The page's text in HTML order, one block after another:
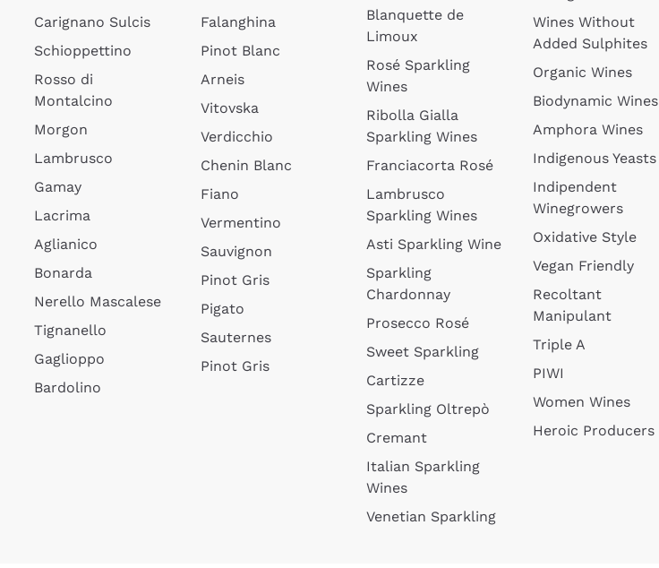
Carignano Sulcis
Schioppettino
Rosso di
Montalcino
Morgon
Lambrusco
Gamay
Lacrima
Aglianico
Bonarda
Nerello Mascalese
Tignanello
Gaglioppo
Bardolino
Falanghina
Pinot Blanc
Arneis
Vitovska
Verdicchio
Chenin Blanc
Fiano
Vermentino
Sauvignon
Pinot Gris
Pigato
Sauternes
Pinot Gris
Blanquette de
Limoux
Rosé Sparkling
Wines
Ribolla Gialla
Sparkling Wines
Franciacorta Rosé
Lambrusco
Sparkling Wines
Asti Sparkling Wine
Sparkling
Chardonnay
Prosecco Rosé
Sweet Sparkling
Cartizze
Sparkling Oltrepò
Cremant
Italian Sparkling
Wines
Venetian Sparkling
Wines Without
Added Sulphites
Organic Wines
Biodynamic Wines
Amphora Wines
Indigenous Yeasts
Indipendent
Winegrowers
Oxidative Style
Vegan Friendly
Recoltant
Manipulant
Triple A
PIWI
Women Wines
Heroic Producers